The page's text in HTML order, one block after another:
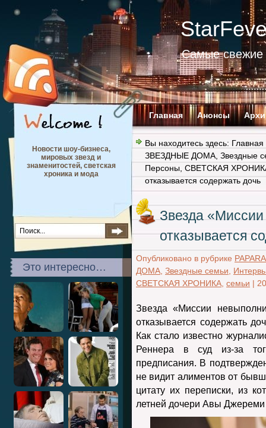
Самые свежие
Главная Анонсы
Новости шоу-бизнеса,
мировых звезд и
знаменитостей, светская
хроника и мода
Это интересно…
Вы находитесь здесь: Главная
ЗВЕЗДНЫЕ ДОМА Звездные
Персоны СВЕТСКАЯ
отказывается содержать дочь
Звезда
отказывается
Опубликовано в рубрике
ДОМА Звездные семьи
СВЕТСКАЯ ХРОНИКА семьи |
Звезда «Миссии
отказывается содержать
Как стало известно
Реннера в суд из-за
предписания. В
не видит алиментов от
цитату их переписки, из
летней дочери Авы Джереми